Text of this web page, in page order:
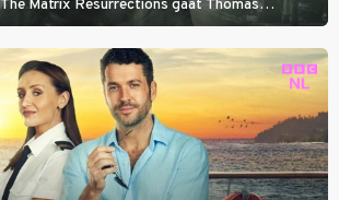
Matrix Resurrections gaat Thomas
te ontsnappen.